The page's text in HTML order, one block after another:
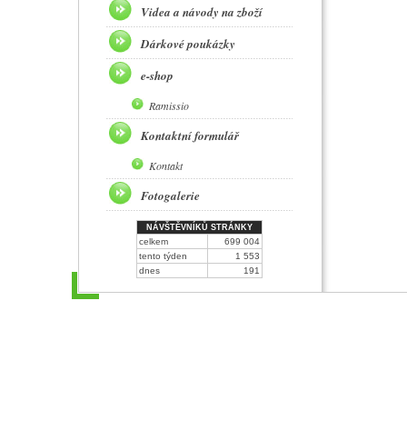
Videa a návody na zboží
Dárkové poukázky
e-shop
Ramissio
Kontaktní formulář
Kontakt
Fotogalerie
NÁVŠTĚVNÍKŮ STRÁNKY
celkem
699 004
tento týden
1 553
dnes
191